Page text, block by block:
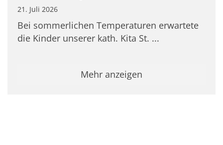
21. Juli 2026
Bei sommerlichen Temperaturen erwartete
die Kinder unserer kath. Kita St. ...
Mehr anzeigen